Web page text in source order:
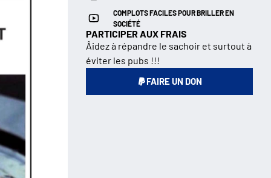
COMPLOTS FACILES POUR BRILLER EN
SOCIÉTÉ
PARTICIPER AUX FRAIS
Âidez à répandre le sachoir et surtout à
éviter les pubs !!!
FAIRE UN DON